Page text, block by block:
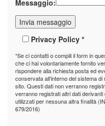
Messaggio:
Privacy Policy *
*Se ci contatti o compili il form in
che ci hai volontariamente fornito
rispondere alla richiesta posta ed
conservata all’interno del sistema
sito. Questi dati non verranno
verranno registrati altri dati
utilizzati per nessuna altra finalità
679/2016)